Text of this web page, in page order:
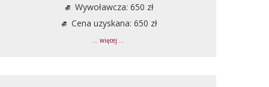
Wywoławcza: 650 zł
Cena uzyskana: 650 zł
... więcej ...